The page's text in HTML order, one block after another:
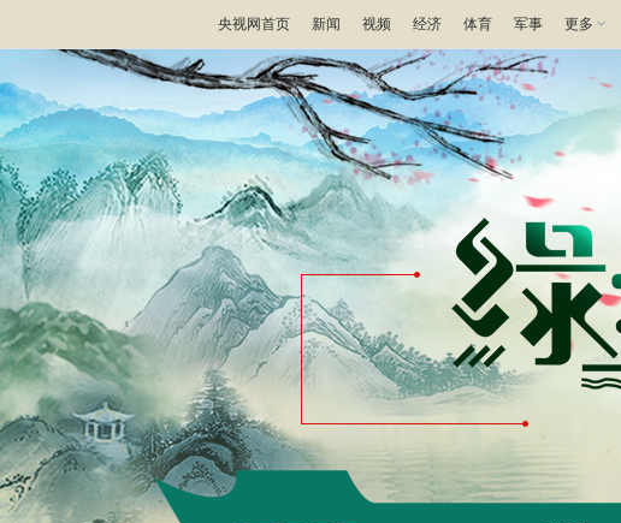
央视网首页 新闻 视频 经济 体育 军事 更多